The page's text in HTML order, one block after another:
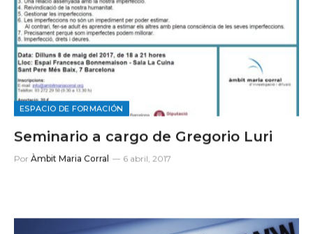
ESPACIO DE FORMACIÓN
Seminario a cargo de Gregorio Luri
Por Àmbit Maria Corral 6 abril, 2017